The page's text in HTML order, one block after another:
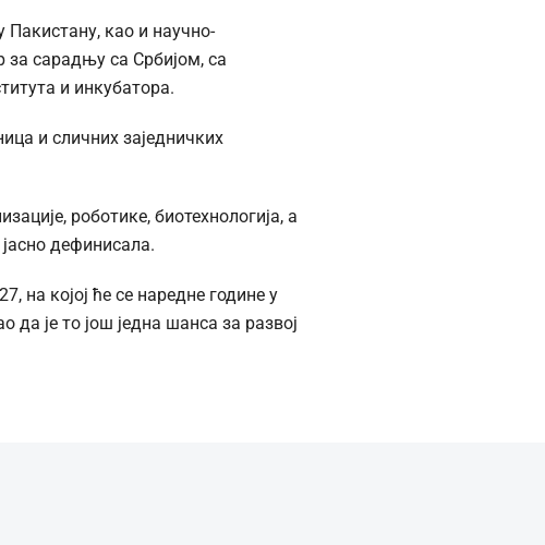
Пакистану, као и научно-
за сарадњу са Србијом, са
и инкубатора.
и сличних заједничких
роботике, биотехнологија, а
дефинисала.
на којој ће се наредне године у
да је то још једна шанса за развој